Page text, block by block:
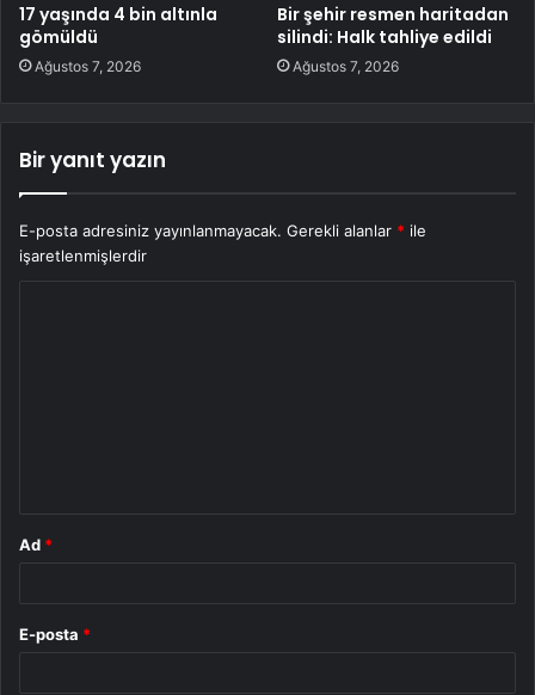
17 yaşında 4 bin altınla
gömüldü
Ağustos 7, 2026
Bir şehir resmen haritadan
silindi: Halk tahliye edildi
Ağustos 7, 2026
Bir yanıt yazın
E-posta adresiniz yayınlanmayacak. Gerekli alanlar * ile
işaretlenmişlerdir
Ad *
E-posta *